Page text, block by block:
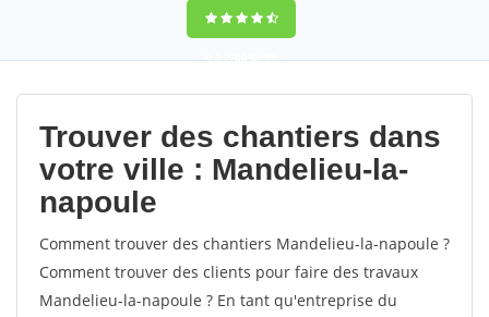
9,5(100%)71
votes
Trouver des chantiers dans
votre ville : Mandelieu-la-
napoule
Comment trouver des chantiers Mandelieu-la-napoule ?
Comment trouver des clients pour faire des travaux
Mandelieu-la-napoule ? En tant qu'entreprise du